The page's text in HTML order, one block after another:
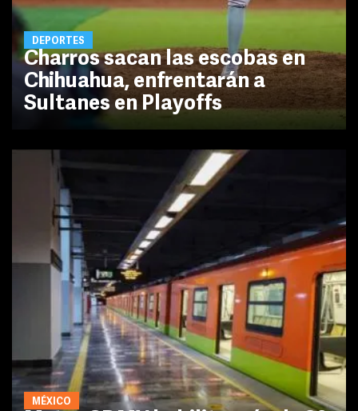
DEPORTES
Charros sacan las escobas en
Chihuahua, enfrentarán a
Sultanes en Playoffs
MÉXICO